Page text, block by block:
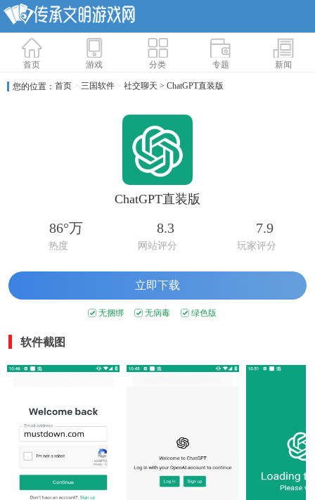
首页 游戏 分类 专题 新闻
您的位置： 首页 > 三国软件 > 社交聊天 > ChatGPT直装版
ChatGPT直装版
86°万
热度
8.3
网站评分
7.9
玩家评分
立即下载
无捆绑 无病毒 绿色版
软件截图